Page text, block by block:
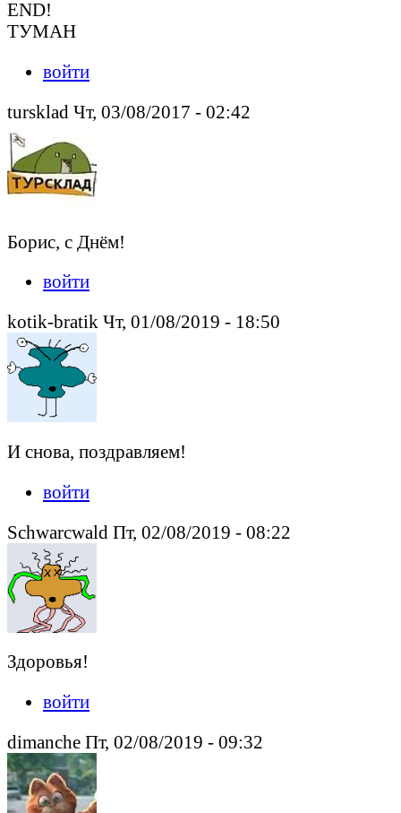
END!
ТУМАН
войти
tursklad Чт, 03/08/2017 - 02:42
Борис, с Днём!
войти
kotik-bratik Чт, 01/08/2019 - 18:50
И снова, поздравляем!
войти
Schwarcwald Пт, 02/08/2019 - 08:22
Здоровья!
войти
dimanche Пт, 02/08/2019 - 09:32